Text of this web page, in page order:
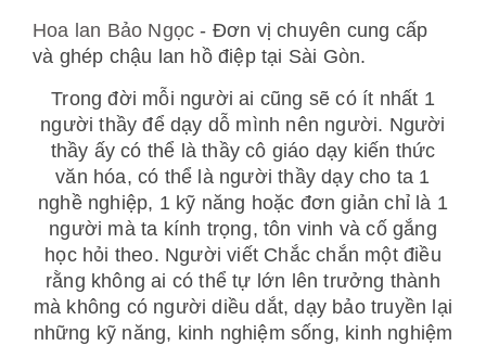
Hoa lan Bảo Ngọc - Đơn vị chuyên cung cấp
và ghép chậu lan hồ điệp tại Sài Gòn.
Trong đời mỗi người ai cũng sẽ có ít nhất 1
người thầy để dạy dỗ mình nên người. Người
thầy ấy có thể là thầy cô giáo dạy kiến thức
văn hóa, có thể là người thầy dạy cho ta 1
nghề nghiệp, 1 kỹ năng hoặc đơn giản chỉ là 1
người mà ta kính trọng, tôn vinh và cố gắng
học hỏi theo. Người viết Chắc chắn một điều
rằng không ai có thể tự lớn lên trưởng thành
mà không có người diều dắt, dạy bảo truyền lại
những kỹ năng, kinh nghiệm sống, kinh nghiệm